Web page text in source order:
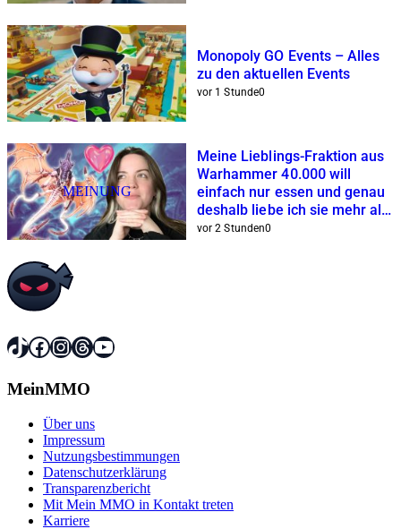
Monopoly GO Events – Alles
zu den aktuellen Events
vor 1 Stunde0
MEINUNG
Meine Lieblings-Fraktion aus
Warhammer 40.000 will
einfach nur essen und genau
deshalb liebe ich sie mehr als
Space Marines und Co.
vor 2 Stunden0
TikTok
Facebook
Instagram
Threads
YouTube
MeinMMO
Über uns
Impressum
Nutzungsbestimmungen
Datenschutzerklärung
Transparenzbericht
Mit Mein MMO in Kontakt treten
Karriere